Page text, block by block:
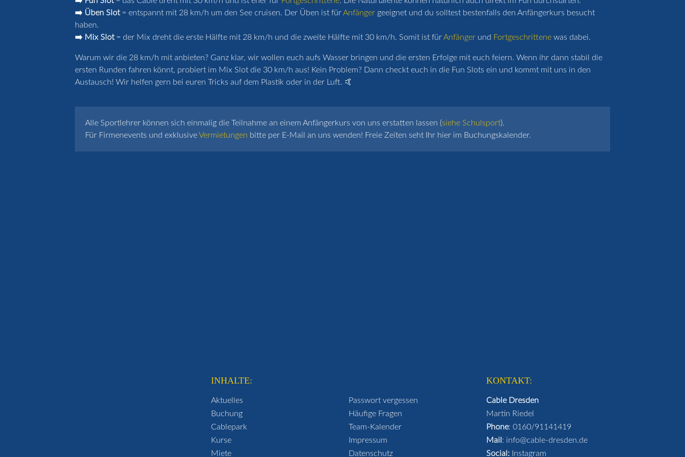
➡️ Üben Slot= entspannt mit 28 km/h um den See cruisen. Der Üben ist fürAnfänger geeignet und du solltest bestenfalls den Anfängerkurs besucht
haben.
➡️ Mix Slot= der Mix dreht die erste Hälfte mit 28 km/h und die zweite Hälfte mit 30 km/h. Somit ist fürAnfänger und Fortgeschrittene was dabei.
Warum wir die 28 km/h mit anbieten? Ganz klar, wir wollen euch aufs Wasser bringen und die ersten Erfolge mit euch feiern. Wenn ihr dann stabil die
ersten Runden fahren könnt, probiert im Mix Slot die 30 km/h aus! Kein Problem? Dann checkt euch in die Fun Slots ein und kommt mit uns in den
Austausch! Wir helfen gern bei euren Tricks auf dem Plastik oder in der Luft. 🤙
Alle Sportlehrer können sich einmalig die Teilnahme an einem Anfängerkurs von uns erstatten lassen (siehe Schulsport).
Für Firmenevents und exklusiveVermietungen bitte per E-Mail an uns wenden! Freie Zeiten seht Ihr hier im Buchungskalender.
INHALTE:
Aktuelles
Buchung
Cablepark
Kurse
Miete
Passwort vergessen
Häufige Fragen
Team-Kalender
Impressum
Datenschutz
KONTAKT:
Cable Dresden
Martin Riedel
Phone: 0160/91141419
Mail : info@cable-dresden.de
Social: Instagram